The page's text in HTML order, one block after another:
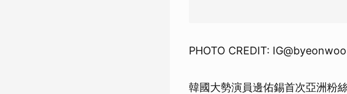
PHOTO CREDIT:
韓國大勢演員邊佑錫首次亞洲粉